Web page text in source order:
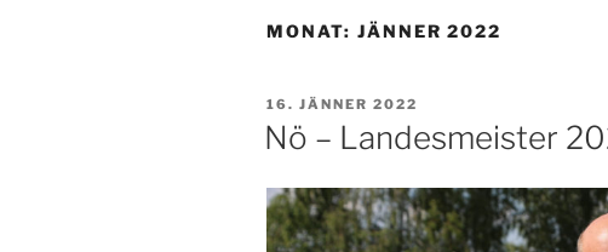
MONAT: JÄNNER 2022
POSTED
ON
16. JÄNNER 2022
Nö – Landesmeister